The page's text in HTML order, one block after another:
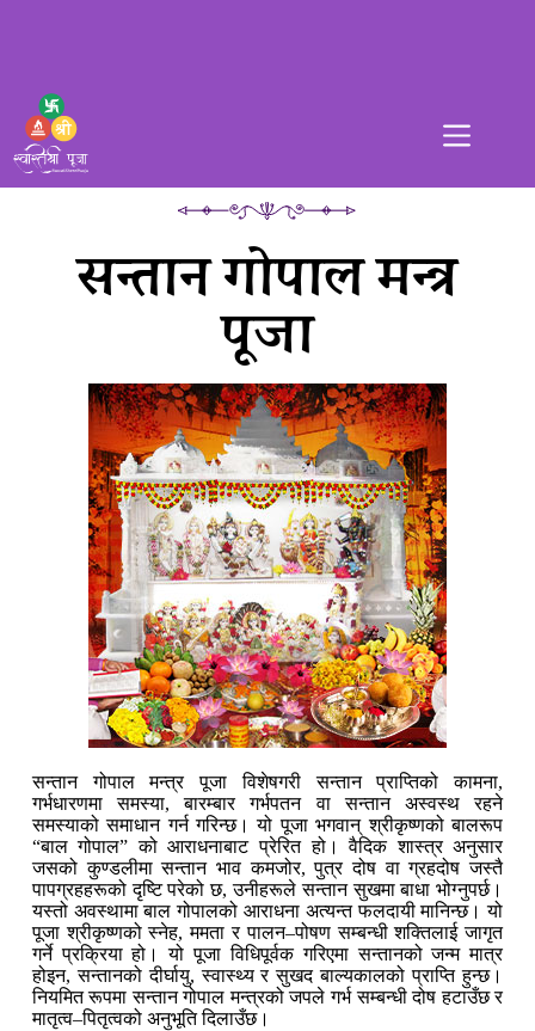
सन्तान गोपाल मन्त्र
पूजा
सन्तान गोपाल मन्त्र पूजा विशेषगरी सन्तान प्राप्तिको कामना,
गर्भधारणमा समस्या, बारम्बार गर्भपतन वा सन्तान अस्वस्थ रहने
समस्याको समाधान गर्न गरिन्छ। यो पूजा भगवान् श्रीकृष्णको बालरूप
“बाल गोपाल” को आराधनाबाट प्रेरित हो। वैदिक शास्त्र अनुसार
जसको कुण्डलीमा सन्तान भाव कमजोर, पुत्र दोष वा ग्रहदोष जस्तै
पापग्रहहरूको दृष्टि परेको छ, उनीहरूले सन्तान सुखमा बाधा भोग्नुपर्छ।
यस्तो अवस्थामा बाल गोपालको आराधना अत्यन्त फलदायी मानिन्छ। यो
पूजा श्रीकृष्णको स्नेह, ममता र पालन–पोषण सम्बन्धी शक्तिलाई जागृत
गर्ने प्रक्रिया हो। यो पूजा विधिपूर्वक गरिएमा सन्तानको जन्म मात्र
होइन, सन्तानको दीर्घायु, स्वास्थ्य र सुखद बाल्यकालको प्राप्ति हुन्छ।
नियमित रूपमा सन्तान गोपाल मन्त्रको जपले गर्भ सम्बन्धी दोष हटाउँछ र
मातृत्व–पितृत्वको अनुभूति दिलाउँछ।